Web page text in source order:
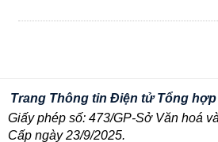
Trang Thông tin Điện tử Tổng hợp
Giấy phép số: 473/GP-Sở Văn hoá
Cấp ngày 23/9/2025.